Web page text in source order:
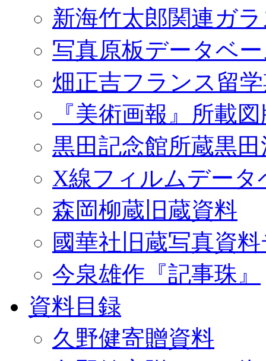
新海竹太郎関連ガ
写真原板データベ
畑正吉フランス留
『美術画報』所載
黒田記念館所蔵黒
X線フィルムデータ
森岡柳蔵旧蔵資料
國華社旧蔵写真資
今泉雄作『記事珠』
資料目録
久野健寄贈資料